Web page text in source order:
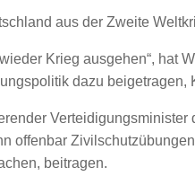
aus der Zweite
Krieg ausgehen“, hat
dazu
Verteidigungsminister
offenbar
beitragen.